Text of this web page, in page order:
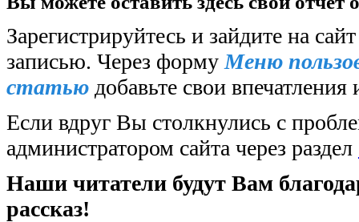
Зарегистрируйтесь и зайдите на
записью. Через форму Меню
статью добавьте свои
Если вдруг Вы столкнулись с
администратором сайта через раздел
Наши читатели будут Вам
рассказ!